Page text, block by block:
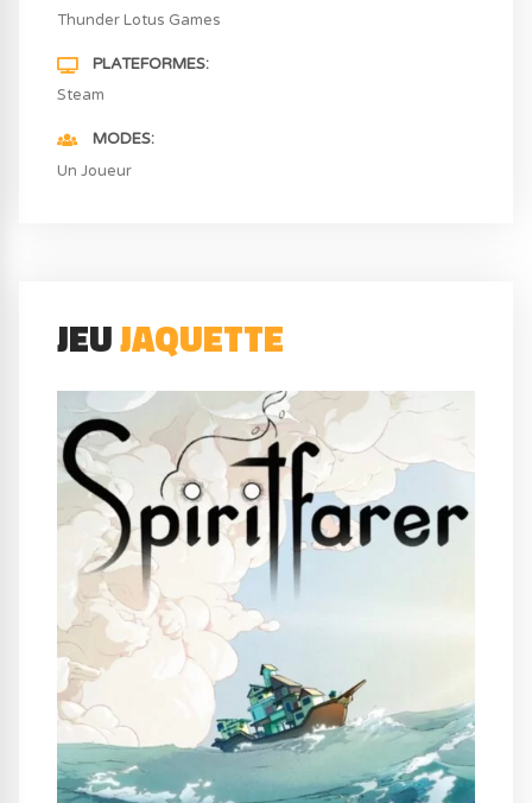
Thunder Lotus Games
PLATEFORMES
Steam
MODES
Un Joueur
JEUJAQUETTE